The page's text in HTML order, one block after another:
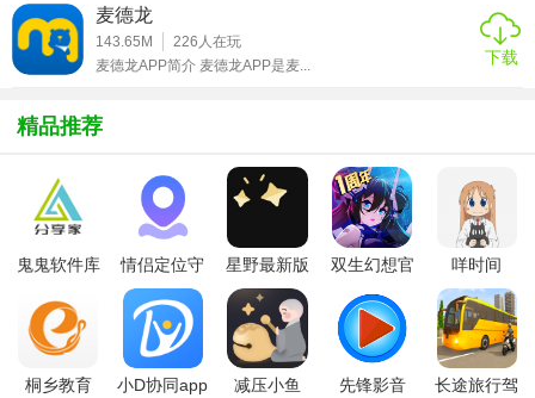
赏古董之美。
3. 历史背景介绍：每款古董均有详细的历史背景介绍，增加
4. 鉴定案例分析：通过真实案例，解析古董鉴定的关键要
5. 市场动态速递：实时更新古董拍卖、交易信息，把握市场
动态。
【古董大全软件 1.1用法】
1. 下载安装：从官方网站或应用商店下载并安装古董大全软
麦德龙
143.65M 226 人在玩
麦德龙APP简介 麦德龙APP是麦...
下载
精品推荐
鬼鬼软件库
情侣定位守
护软件
星野最新版
双生幻想官
咩时间
桐乡教育
小D协同app
减压小鱼
先锋影音
长途旅行驾